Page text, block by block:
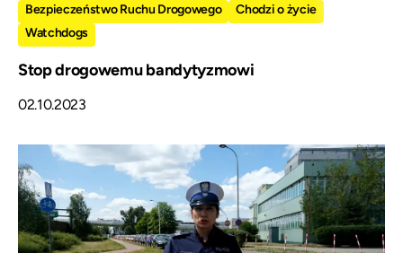
Bezpieczeństwo Ruchu Drogowego
Chodzi o życie
Watchdogs
Stop drogowemu bandytyzmowi
02.10.2023